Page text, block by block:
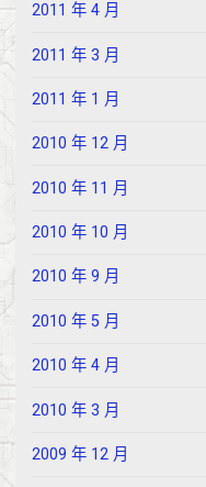
2011 年 4 月
2011 年 3 月
2011 年 1 月
2010 年 12 月
2010 年 11 月
2010 年 10 月
2010 年 9 月
2010 年 5 月
2010 年 4 月
2010 年 3 月
2009 年 12 月